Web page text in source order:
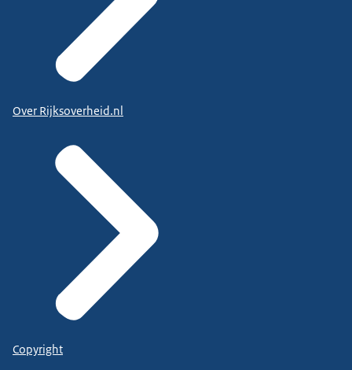
Over Rijksoverheid.nl
Copyright